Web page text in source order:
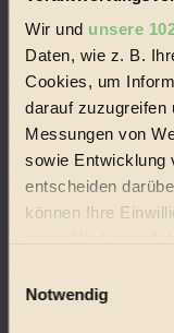
Wir und unsere
Daten, wie z. B.
Cookies, um
darauf zuzugreifen
Messungen von
sowie Entwicklung
entscheiden
können Ihre
Notwendig
alternativer Energien.
Social Media
22.601 Fans auf
3.415 Follower auf
Folge uns auf Instagram
Themen
Bio